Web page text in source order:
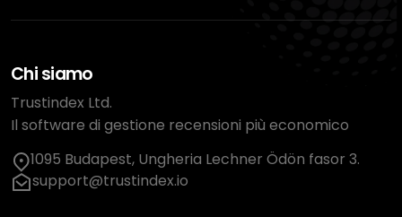
Chi siamo
Trustindex Ltd.
Il software di gestione recensioni più economico
1095 Budapest, Ungheria Lechner Ödön fasor 3.
support@trustindex.io